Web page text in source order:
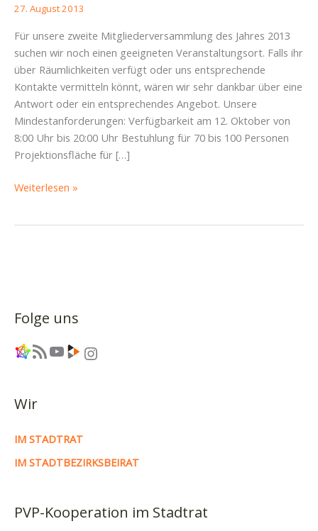
27. August 2013
Für unsere zweite Mitgliederversammlung des Jahres 2013
suchen wir noch einen geeigneten Veranstaltungsort. Falls ihr
über Räumlichkeiten verfügt oder uns entsprechende
Kontakte vermitteln könnt, wären wir sehr dankbar über eine
Antwort oder ein entsprechendes Angebot. Unsere
Mindestanforderungen: Verfügbarkeit am 12. Oktober von
8:00 Uhr bis 20:00 Uhr Bestuhlung für 70 bis 100 Personen
Projektionsfläche für […]
Wir
12.
Weiterlesen »
Folge uns
Link RSS-Feed YouTube Link Instagram
Wir
IM STADTRAT
IM STADTBEZIRKSBEIRAT
PVP-Kooperation im Stadtrat